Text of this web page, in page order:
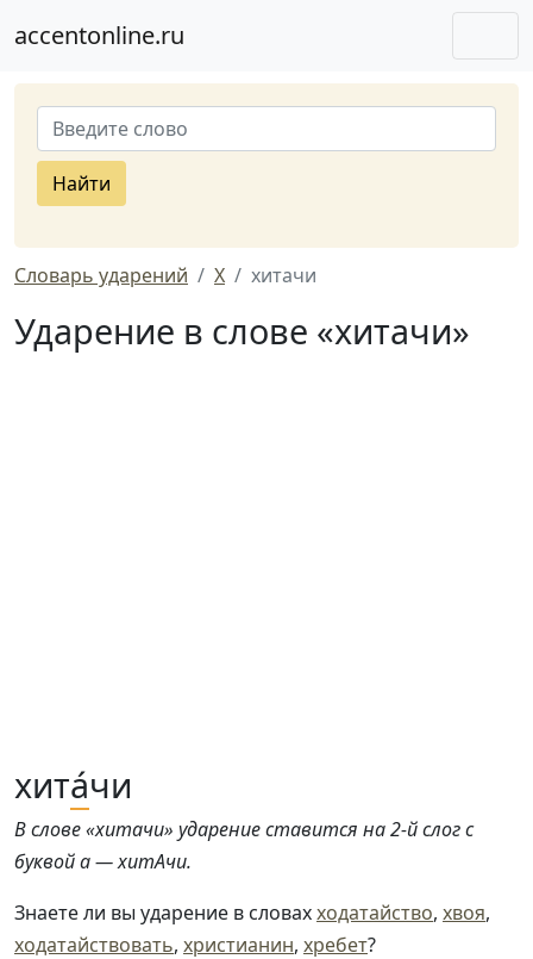
accentonline.ru
Найти
Словарь ударений Х хитачи
Ударение в слове «хитачи»
хита́чи
В слове «хитачи» ударение ставится на 2-й слог с
буквой а — хитАчи.
Знаете ли вы ударение в словахходатайство, хвоя,
ходатайствовать, христианин, хребет?